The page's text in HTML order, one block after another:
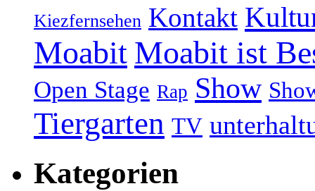
Kiezfernsehen Kontakt
Moabit Moabit ist
Open Stage Rap Show
Tiergarten TV
Kategorien